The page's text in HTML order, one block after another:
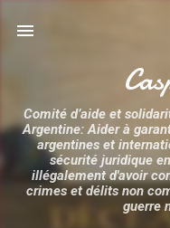
Comité d’aide et
Argentine: Aider à
argentines et
sécurité juridique
illégalement d'avoir
crimes et délits non
guerre